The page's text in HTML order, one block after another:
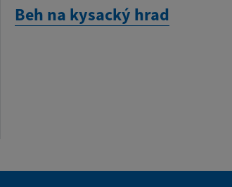
Beh na kysacký hrad